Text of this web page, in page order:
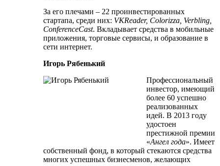
За его плечами – 22 проинвестированных
стартапа, среди них: VKReader, Colorizza, Verbling,
ConferenceCast. Вкладывает средства в мобильные
приложения, торговые сервисы, и образование в
сети интернет.
Игорь Рябенький
Профессиональный
инвестор, имеющий
более 60 успешно
реализованных
идей. В 2013 году
удостоен
престижной премии
«Ангел года». Имеет
собственный фонд, в который стекаются средства
многих успешных бизнесменов, желающих